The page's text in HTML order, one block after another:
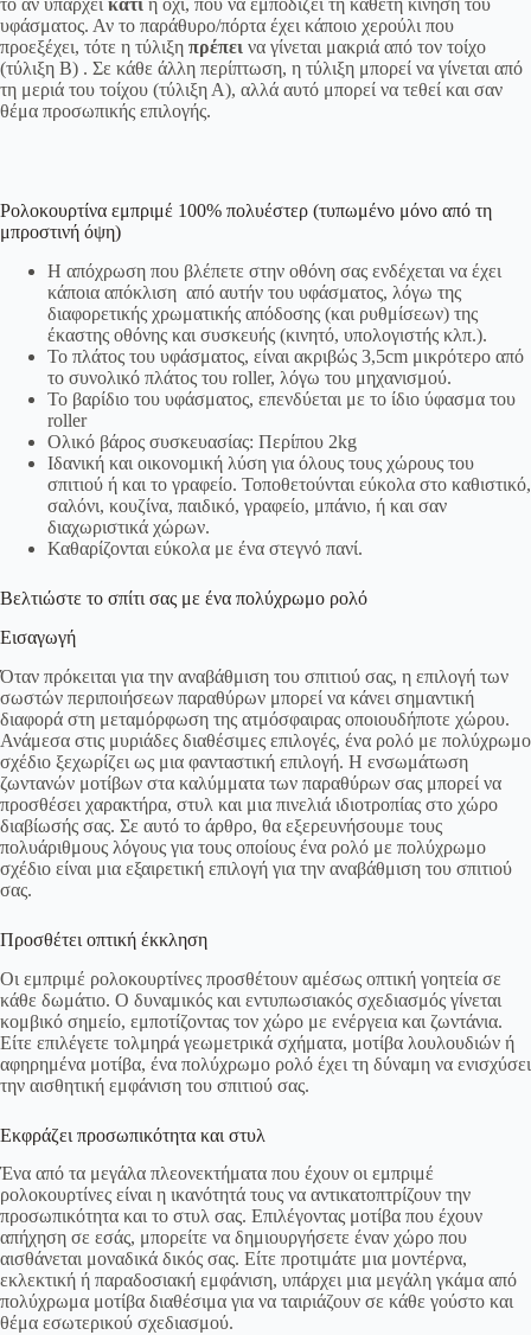
το αν υπάρχει κάτι ή όχι, που να εμποδίζει τη κάθετη κίνηση του
υφάσματος. Αν το παράθυρο/πόρτα έχει κάποιο χερούλι που
προεξέχει, τότε η τύλιξη πρέπει να γίνεται μακριά από τον τοίχο
(τύλιξη Β) . Σε κάθε άλλη περίπτωση, η τύλιξη μπορεί να γίνεται από
τη μεριά του τοίχου (τύλιξη Α), αλλά αυτό μπορεί να τεθεί και σαν
θέμα προσωπικής επιλογής.
Ρολοκουρτίνα εμπριμέ 100% πολυέστερ (τυπωμένο μόνο από τη
μπροστινή όψη)
Η απόχρωση που βλέπετε στην οθόνη σας ενδέχεται να έχει
κάποια απόκλιση από αυτήν του υφάσματος, λόγω της
διαφορετικής χρωματικής απόδοσης (και ρυθμίσεων) της
έκαστης οθόνης και συσκευής (κινητό, υπολογιστής κλπ.).
Το πλάτος του υφάσματος, είναι ακριβώς 3,5cm μικρότερο από
το συνολικό πλάτος του roller, λόγω του μηχανισμού.
Το βαρίδιο του υφάσματος, επενδύεται με το ίδιο ύφασμα του
roller
Ολικό βάρος συσκευασίας: Περίπου 2kg
Ιδανική και οικονομική λύση για όλους τους χώρους του
σπιτιού ή και το γραφείο. Τοποθετούνται εύκολα στο καθιστικό,
σαλόνι, κουζίνα, παιδικό, γραφείο, μπάνιο, ή και σαν
διαχωριστικά χώρων.
Καθαρίζονται εύκολα με ένα στεγνό πανί.
Βελτιώστε το σπίτι σας με ένα πολύχρωμο ρολό
Εισαγωγή
Όταν πρόκειται για την αναβάθμιση του σπιτιού σας, η επιλογή των
σωστών περιποιήσεων παραθύρων μπορεί να κάνει σημαντική
διαφορά στη μεταμόρφωση της ατμόσφαιρας οποιουδήποτε χώρου.
Ανάμεσα στις μυριάδες διαθέσιμες επιλογές, ένα ρολό με πολύχρωμο
σχέδιο ξεχωρίζει ως μια φανταστική επιλογή. Η ενσωμάτωση
ζωντανών μοτίβων στα καλύμματα των παραθύρων σας μπορεί να
προσθέσει χαρακτήρα, στυλ και μια πινελιά ιδιοτροπίας στο χώρο
διαβίωσής σας. Σε αυτό το άρθρο, θα εξερευνήσουμε τους
πολυάριθμους λόγους για τους οποίους ένα ρολό με πολύχρωμο
σχέδιο είναι μια εξαιρετική επιλογή για την αναβάθμιση του σπιτιού
σας.
Προσθέτει οπτική έκκληση
Οι εμπριμέ ρολοκουρτίνες προσθέτουν αμέσως οπτική γοητεία σε
κάθε δωμάτιο. Ο δυναμικός και εντυπωσιακός σχεδιασμός γίνεται
κομβικό σημείο, εμποτίζοντας τον χώρο με ενέργεια και ζωντάνια.
Είτε επιλέγετε τολμηρά γεωμετρικά σχήματα, μοτίβα λουλουδιών ή
αφηρημένα μοτίβα, ένα πολύχρωμο ρολό έχει τη δύναμη να ενισχύσει
την αισθητική εμφάνιση του σπιτιού σας.
Εκφράζει προσωπικότητα και στυλ
Ένα από τα μεγάλα πλεονεκτήματα που έχουν οι εμπριμέ
ρολοκουρτίνες είναι η ικανότητά τους να αντικατοπτρίζουν την
προσωπικότητα και το στυλ σας. Επιλέγοντας μοτίβα που έχουν
απήχηση σε εσάς, μπορείτε να δημιουργήσετε έναν χώρο που
αισθάνεται μοναδικά δικός σας. Είτε προτιμάτε μια μοντέρνα,
εκλεκτική ή παραδοσιακή εμφάνιση, υπάρχει μια μεγάλη γκάμα από
πολύχρωμα μοτίβα διαθέσιμα για να ταιριάζουν σε κάθε γούστο και
θέμα εσωτερικού σχεδιασμού.